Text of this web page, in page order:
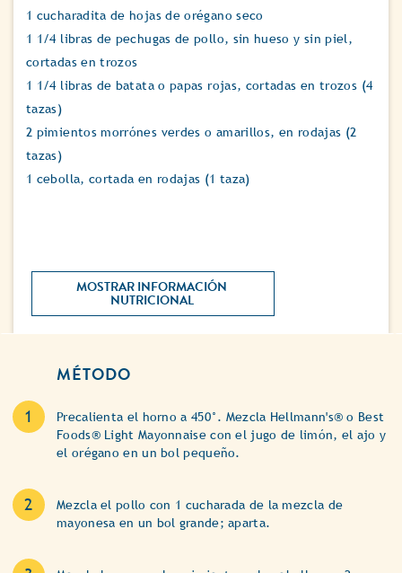
1 cucharadita de hojas de orégano seco
1 1/4 libras de pechugas de pollo, sin hueso y sin piel,
cortadas en trozos
1 1/4 libras de batata o papas rojas, cortadas en trozos (4
tazas)
2 pimientos morrónes verdes o amarillos, en rodajas (2
tazas)
1 cebolla, cortada en rodajas (1 taza)
MOSTRAR INFORMACIÓN
NUTRICIONAL
MÉTODO
Precalienta el horno a 450°. Mezcla Hellmann's® o Best
Foods® Light Mayonnaise con el jugo de limón, el ajo y
el orégano en un bol pequeño.
Mezcla el pollo con 1 cucharada de la mezcla de
mayonesa en un bol grande; aparta.